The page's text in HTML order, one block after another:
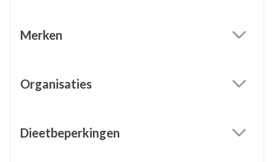
Merken
Organisaties
Dieetbeperkingen